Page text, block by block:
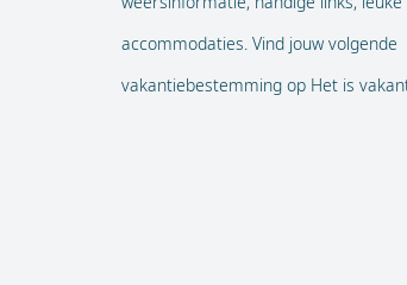
accommodaties. Vind jouw volgende
vakantiebestemming op Het is